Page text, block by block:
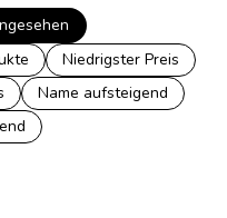
Niedrigster Preis
Name aufsteigend